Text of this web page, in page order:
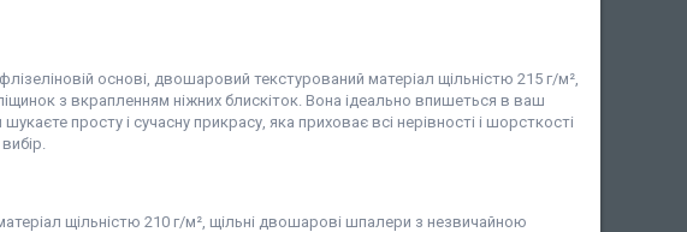
основі, двошаровий текстурований матеріал щільністю 215 г/м²,
з вкрапленням ніжних блискіток. Вона ідеально впишеться в ваш
просту і сучасну прикрасу, яка приховає всі нерівності і шорсткості
щільністю 210 г/м², щільні двошарові шпалери з незвичайною